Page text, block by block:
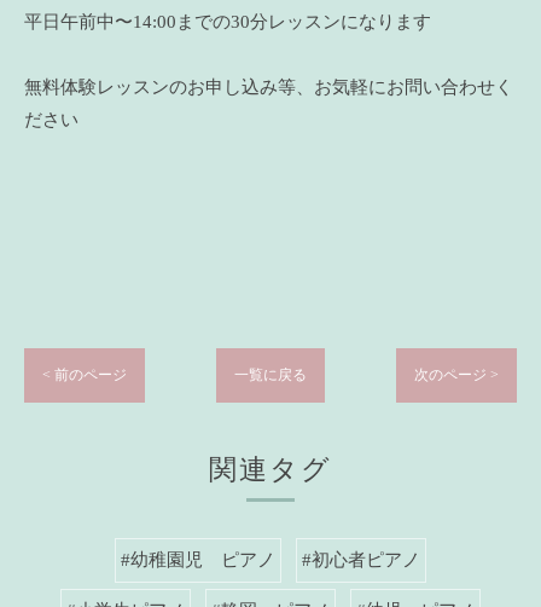
平日午前中〜14:00までの30分レッスンになります
無料体験レッスンのお申し込み等、お気軽にお問い合わせく
ださい
< 前のページ 一覧に戻る 次のページ >
関連タグ
#幼稚園児 ピアノ #初心者ピアノ